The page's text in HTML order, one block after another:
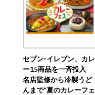
セブン‐イレブン、カレ
ー15商品を一斉投入
名店監修から冷製うど
んまで“夏のカレーフェ